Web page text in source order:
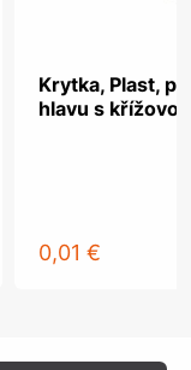
Krytka, Plast,
hlavu s
0,01 €